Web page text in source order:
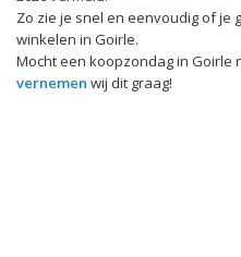
Zo zie je snel en eenvoudig of je
winkelen in Goirle.
Mocht een koopzondag in Goirle
vernemen wij dit graag!